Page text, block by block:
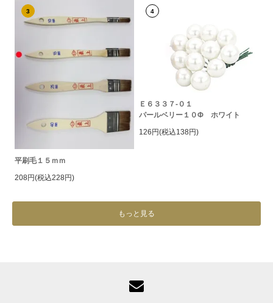
3
平刷毛１５ｍｍ
208円(税込228円)
4
Ｅ６３３７-０１
パールベリー１０Φ ホワイト
126円(税込138円)
もっと見る